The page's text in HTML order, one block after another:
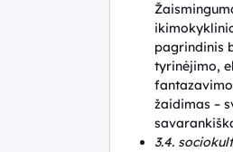
pagrindinis
tyrinėjimo,
žaidimas –
3.4.